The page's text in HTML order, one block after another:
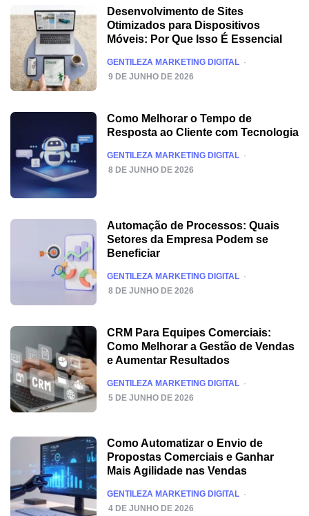
Desenvolvimento de Sites
Otimizados para Dispositivos
Móveis: Por Que Isso É Essencial
POSTED
GENTILEZA MARKETING DIGITAL
9 DE JUNHO DE 2026
Como Melhorar o Tempo de
Resposta ao Cliente com Tecnologia
POSTED
GENTILEZA MARKETING DIGITAL
8 DE JUNHO DE 2026
Automação de Processos: Quais
Setores da Empresa Podem se
Beneficiar
POSTED
GENTILEZA MARKETING DIGITAL
8 DE JUNHO DE 2026
CRM Para Equipes Comerciais:
Como Melhorar a Gestão de Vendas
e Aumentar Resultados
POSTED
GENTILEZA MARKETING DIGITAL
5 DE JUNHO DE 2026
Como Automatizar o Envio de
Propostas Comerciais e Ganhar
Mais Agilidade nas Vendas
POSTED
GENTILEZA MARKETING DIGITAL
4 DE JUNHO DE 2026